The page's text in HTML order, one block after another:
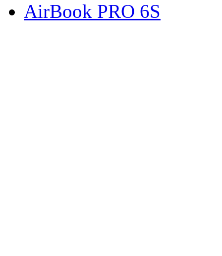
AirBook PRO 6S